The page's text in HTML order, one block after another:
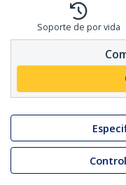
Soporte de por vida